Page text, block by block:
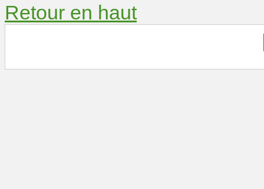
Retour en haut